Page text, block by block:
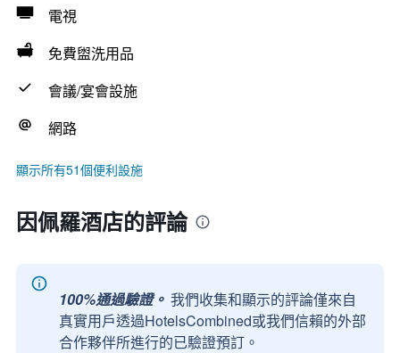
電視
免費盥洗用品
會議/宴會設施
網路
顯示所有51個便利設施
因佩羅酒店的評論
100%通過驗證。 我們收集和顯示的評論僅來自
真實用戶透過HotelsCombined或我們信賴的外部
合作夥伴所進行的已驗證預訂。